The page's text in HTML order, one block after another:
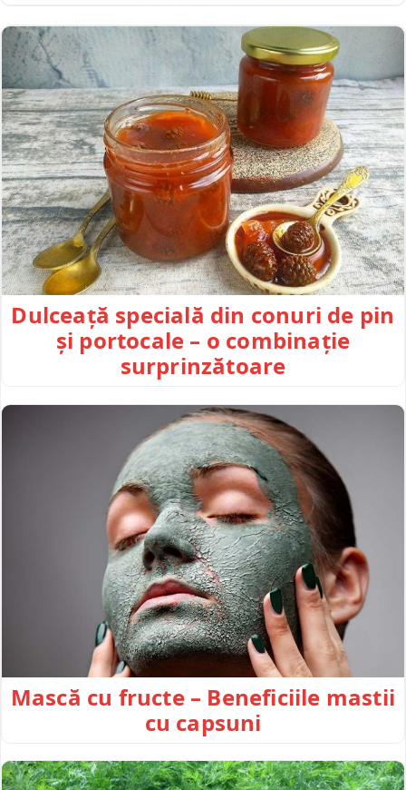
Dulceață specială din conuri de pin
și portocale – o combinație
surprinzătoare
Mască cu fructe – Beneficiile mastii
cu capsuni